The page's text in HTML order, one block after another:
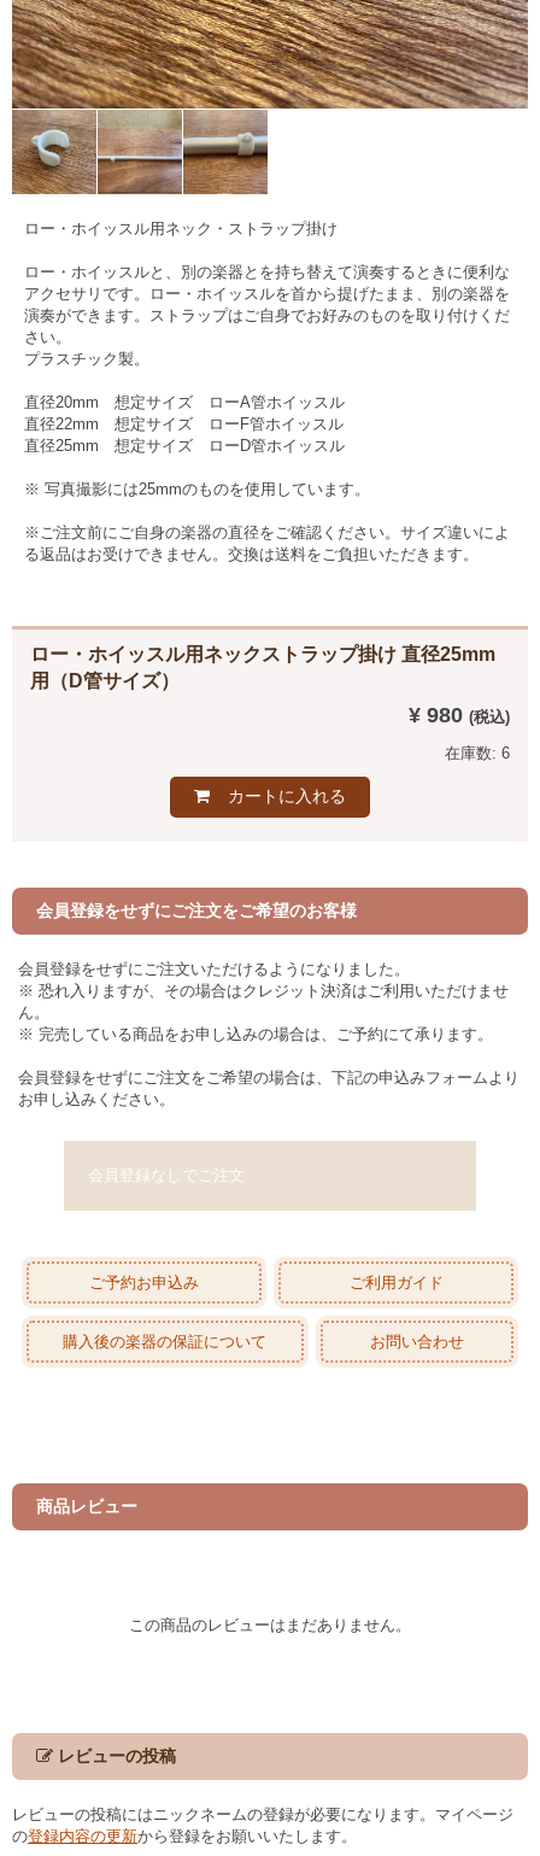
ロー・ホイッスル用ネック・ストラップ掛け
ロー・ホイッスルと、別の楽器とを持ち替えて演奏するときに便利な
アクセサリです。ロー・ホイッスルを首から提げたまま、別の楽器を
演奏ができます。ストラップはご自身でお好みのものを取り付けくだ
さい。
プラスチック製。
直径20mm 想定サイズ ローA管ホイッスル
直径22mm 想定サイズ ローF管ホイッスル
直径25mm 想定サイズ ローD管ホイッスル
※ 写真撮影には25mmのものを使用しています。
※ご注文前にご自身の楽器の直径をご確認ください。サイズ違いによ
る返品はお受けできません。交換は送料をご負担いただきます。
ロー・ホイッスル用ネックストラップ掛け 直径25mm
用（D管サイズ）
¥ 980
在庫数: 6
カートに入れる
会員登録をせずにご注文をご希望のお客様
会員登録をせずにご注文いただけるようになりました。
※ 恐れ入りますが、その場合はクレジット決済はご利用いただけませ
ん。
※ 完売している商品をお申し込みの場合は、ご予約にて承ります。
会員登録をせずにご注文をご希望の場合は、下記の申込みフォームより
お申し込みください。
会員登録なしでご注文
ご予約お申込み ご利用ガイド
購入後の楽器の保証について お問い合わせ
商品レビュー
この商品のレビューはまだありません。
レビューの投稿
レビューの投稿にはニックネームの登録が必要になります。マイページ
の登録内容の更新から登録をお願いいたします。